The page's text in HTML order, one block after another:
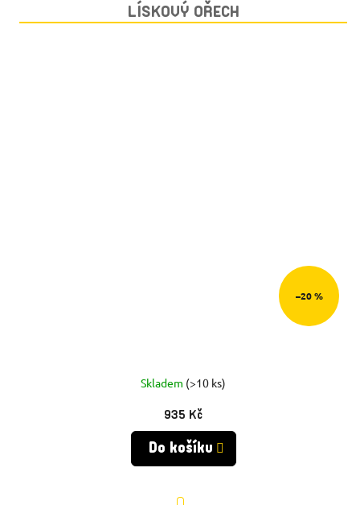
LÍSKOVÝ OŘECH
–20 %
Skladem (>10 ks)
935 Kč
Do košíku